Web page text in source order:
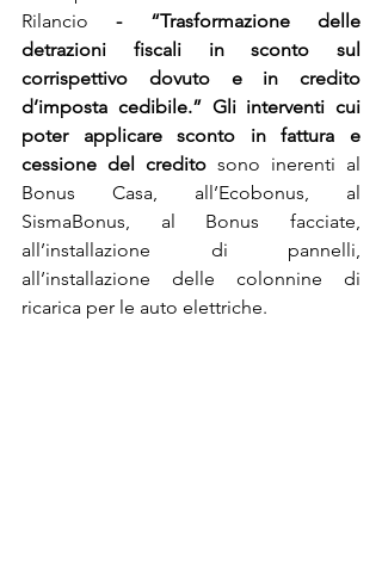
Rilancio - “Trasformazione delle
detrazioni fiscali in sconto sul
corrispettivo dovuto e in credito
d’imposta cedibile.” Gli interventi cui
poter applicare sconto in fattura e
cessione del credito sono inerenti al
Bonus Casa, all’Ecobonus, al
SismaBonus, al Bonus facciate,
all’installazione di pannelli,
all’installazione delle colonnine di
ricarica per le auto elettriche.